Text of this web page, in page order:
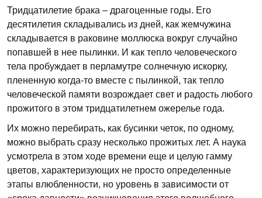
Тридцатилетие брака – драгоценные годы. Его
десятилетия складывались из дней, как жемчужина
складывается в раковине моллюска вокруг случайно
попавшей в нее пылинки. И как тепло человеческого
тела пробуждает в перламутре солнечную искорку,
плененную когда-то вместе с пылинкой, так тепло
человеческой памяти возрождает свет и радость любого
прожитого в этом тридцатилетнем ожерелье года.
Их можно перебирать, как бусинки четок, по одному,
можно выбрать сразу несколько прожитых лет. А наука
усмотрела в этом ходе времени еще и целую гамму
цветов, характеризующих не просто определенные
этапы влюбленности, но уровень в зависимости от